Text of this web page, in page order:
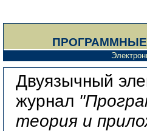
Двуязычный
журнал
теория и